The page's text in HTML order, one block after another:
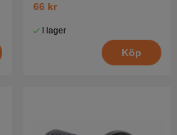
66 kr
I lager
Köp